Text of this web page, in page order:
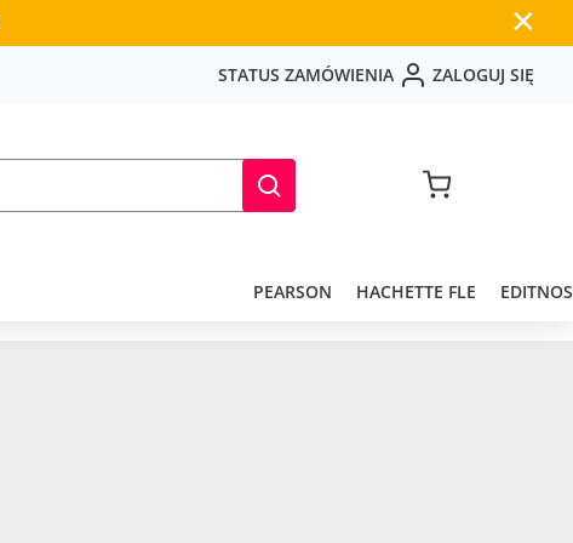
✕
STATUS ZAMÓWIENIA ZALOGUJ SIĘ
PEARSON HACHETTE FLE EDITNOS